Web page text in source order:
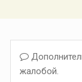
жалобой.